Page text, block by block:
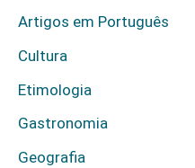
Artigos em Português
Cultura
Etimologia
Gastronomia
Geografia